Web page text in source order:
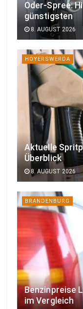
Oder-Spree:
günstigsten
8. AUGUST 2026
HOYERSWERDA
Aktuelle
Überblick
8. AUGUST 2026
BRANDENBURG
Benzinpreise
im Vergleich